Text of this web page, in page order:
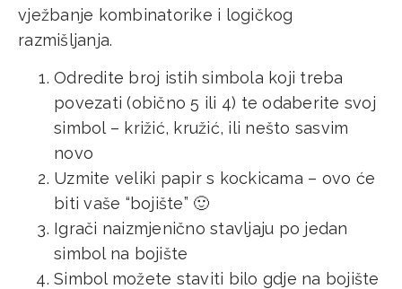
vježbanje kombinatorike i logičkog
razmišljanja.
Odredite broj istih simbola koji treba
povezati (obično 5 ili 4) te odaberite svoj
simbol – križić, kružić, ili nešto sasvim
novo
Uzmite veliki papir s kockicama – ovo će
biti vaše “bojište” 🙂
Igrači naizmjenično stavljaju po jedan
simbol na bojište
Simbol možete staviti bilo gdje na bojište